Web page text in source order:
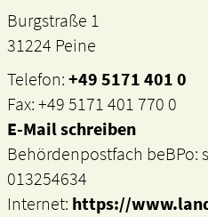
Burgstraße 1
31224 Peine
Telefon:+49 5171 401 0
Fax: +49 5171 401 770 0
E-Mail schreiben
Behördenpostfach beBPo:
013254634
Internet: https://